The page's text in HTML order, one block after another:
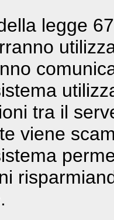
legge
tra il
viene